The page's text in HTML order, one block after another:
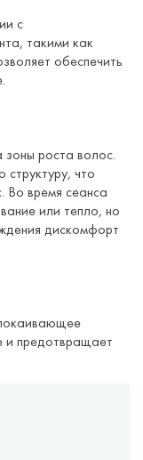
с
такими как
обеспечить
зоны роста волос.
что
Во время сеанса
или тепло, но
дискомфорт
и предотвращает